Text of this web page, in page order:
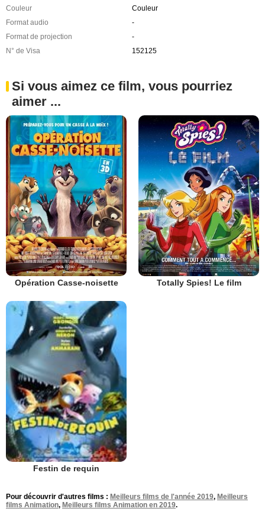
Couleur
Couleur
Format audio
-
Format de projection
-
N° de Visa
152125
Si vous aimez ce film, vous pourriez
aimer ...
Opération Casse-noisette Totally Spies! Le film
Festin de requin
Pour découvrir d'autres films : Meilleurs films de l'année 2019, Meilleurs
films Animation, Meilleurs films Animation en 2019.